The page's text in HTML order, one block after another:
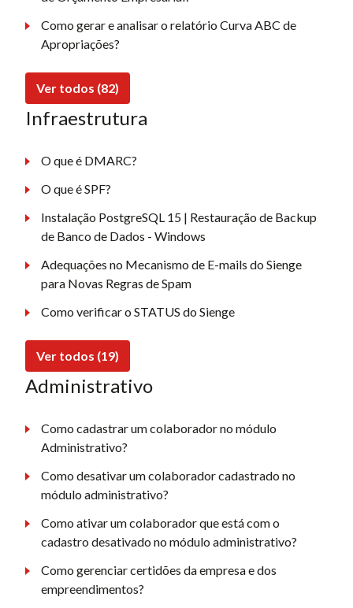
Como gerar e analisar o relatório Curva ABC de
Apropriações?
Ver todos (82)
Infraestrutura
O que é DMARC?
O que é SPF?
Instalação PostgreSQL 15 | Restauração de Backup
de Banco de Dados - Windows
Adequações no Mecanismo de E-mails do Sienge
para Novas Regras de Spam
Como verificar o STATUS do Sienge
Ver todos (19)
Administrativo
Como cadastrar um colaborador no módulo
Administrativo?
Como desativar um colaborador cadastrado no
módulo administrativo?
Como ativar um colaborador que está com o
cadastro desativado no módulo administrativo?
Como gerenciar certidões da empresa e dos
empreendimentos?